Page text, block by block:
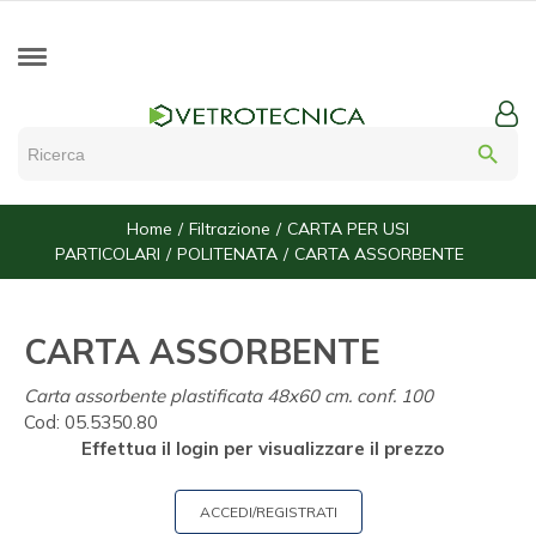
search
Home Filtrazione
CARTA PER USI
PARTICOLARI
POLITENATA CARTA ASSORBENTE
CARTA ASSORBENTE
Carta assorbente plastificata 48x60 cm. conf. 100
Cod: 05.5350.80
Effettua il login per visualizzare il prezzo
ACCEDI/REGISTRATI